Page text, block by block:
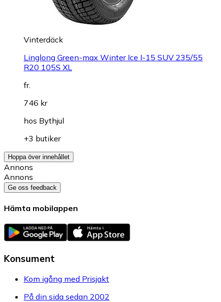
Vinterdäck
Linglong Green-max Winter Ice I-15 SUV 235/55
R20 105S XL
fr.
746 kr
hos Bythjul
+3 butiker
Hoppa över innehållet
Annons
Annons
Ge oss feedback
Hämta mobilappen
Konsument
Kom igång med Prisjakt
På din sida sedan 2002